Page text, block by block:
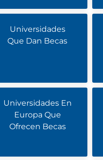
Universidades
Que Dan Becas
Universidades En
Europa Que
Ofrecen Becas